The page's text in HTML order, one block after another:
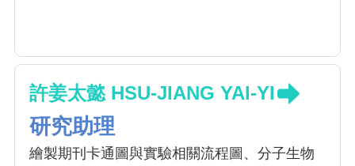
許姜太懿 HSU-JIANG YAI-YI
研究助理
繪製期刊卡通圖與實驗相關流程圖、分子生物